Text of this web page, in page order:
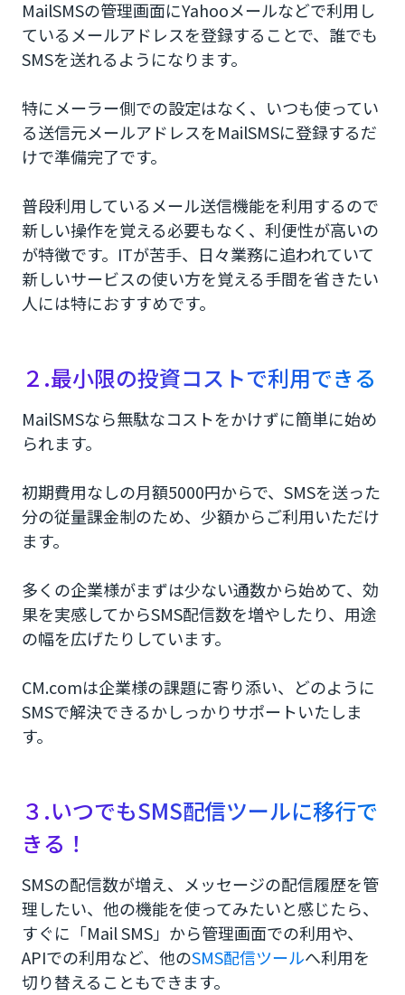
MailSMSの管理画面にYahooメールなどで利用し
ているメールアドレスを登録することで、誰でも
SMSを送れるようになります。
特にメーラー側での設定はなく、いつも使ってい
る送信元メールアドレスをMailSMSに登録するだ
けで準備完了です。
普段利用しているメール送信機能を利用するので
新しい操作を覚える必要もなく、利便性が高いの
が特徴です。ITが苦手、日々業務に追われていて
新しいサービスの使い方を覚える手間を省きたい
人には特におすすめです。
２.最小限の投資コストで利用できる
MailSMSなら無駄なコストをかけずに簡単に始め
られます。
初期費用なしの月額5000円からで、SMSを送った
分の従量課金制のため、少額からご利用いただけ
ます。
多くの企業様がまずは少ない通数から始めて、効
果を実感してからSMS配信数を増やしたり、用途
の幅を広げたりしています。
CM.comは企業様の課題に寄り添い、どのように
SMSで解決できるかしっかりサポートいたしま
す。
３.いつでもSMS配信ツールに移行で
きる！
SMSの配信数が増え、メッセージの配信履歴を管
理したい、他の機能を使ってみたいと感じたら、
すぐに「Mail SMS」から管理画面での利用や、
APIでの利用など、他のSMS配信ツールへ利用を
切り替えることもできます。